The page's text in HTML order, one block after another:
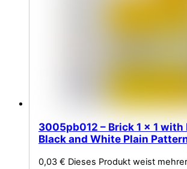
3005pb012 – Brick 1 x 1 with
Black and White Plain
0,03 € Dieses Produkt weist